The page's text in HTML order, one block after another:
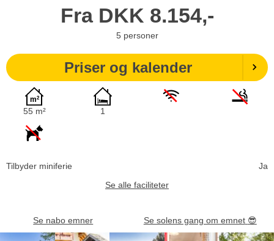
Fra DKK 8.154,-
5 personer
Priser og kalender
55 m² 1
Tilbyder miniferie
Ja
Se alle faciliteter
Se nabo emner Se solens gang om emnet 😎